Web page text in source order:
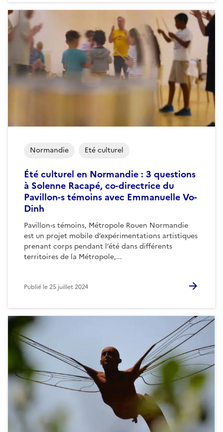
Été culturel en Normandie : 3 questions
à Solenne Racapé, co-directrice du
Pavillon-s témoins avec Emmanuelle Vo-
Dinh
Pavillon-s témoins, Métropole Rouen Normandie
est un projet mobile d’expérimentations artistiques
prenant corps pendant l’été dans différents
territoires de la Métropole,...
Normandie Eté culturel
Publié le25 juillet 2024